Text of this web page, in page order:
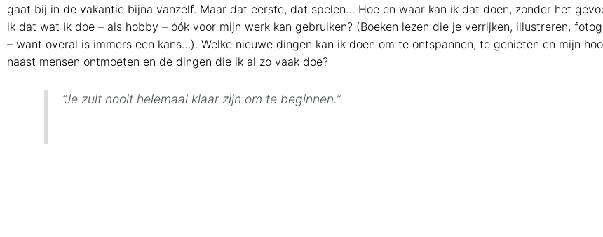
gaat bij in de vakantie bijna vanzelf. Maar dat eerste, dat spelen… Hoe en waar kan ik dat doen, zonder het
ik dat wat ik doe – als hobby – óók voor mijn werk kan gebruiken? (Boeken lezen die je verrijken, illustreren,
– want overal is immers een kans…). Welke nieuwe dingen kan ik doen om te ontspannen, te genieten en mijn
naast mensen ontmoeten en de dingen die ik al zo vaak doe?
“Je zult nooit helemaal klaar zijn om te beginnen.”